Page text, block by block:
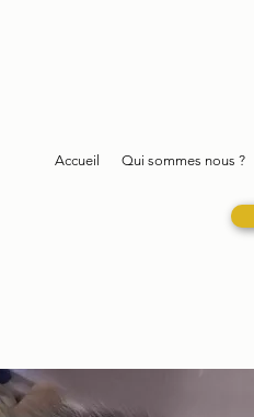
Accueil Qui sommes nous ?